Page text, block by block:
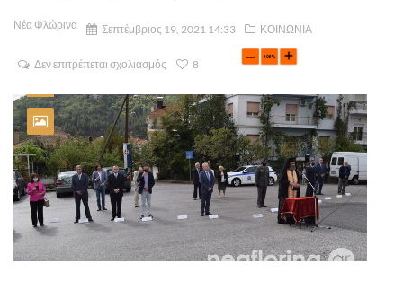
Νέα Φλώρινα Σεπτέμβριος 19, 2021 14:33 ΚΟΙΝΩΝΙΑ
Δεν επιτρέπεται σχολιασμός 8